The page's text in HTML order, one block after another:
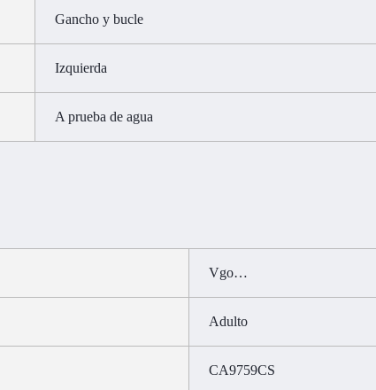
Gancho y bucle
Izquierda
A prueba de agua
Vgo…
Adulto
CA9759CS